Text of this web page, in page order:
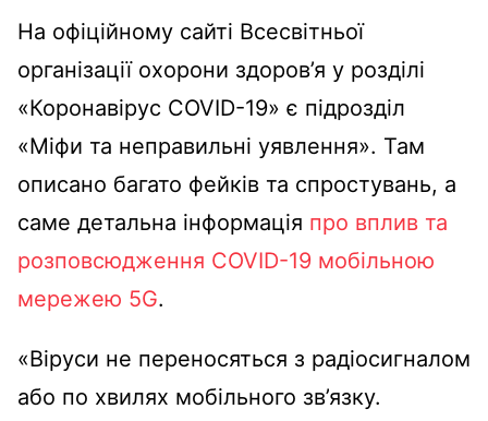
На офіційному сайті Всесвітньої
організації охорони здоров’я у розділі
«Коронавірус COVID-19» є підрозділ
«Міфи та неправильні уявлення». Там
описано багато фейків та спростувань, а
саме детальна інформація про вплив та
розповсюдження COVID-19 мобільною
мережею 5G.
«Віруси не переносяться з радіосигналом
або по хвилях мобільного зв’язку.